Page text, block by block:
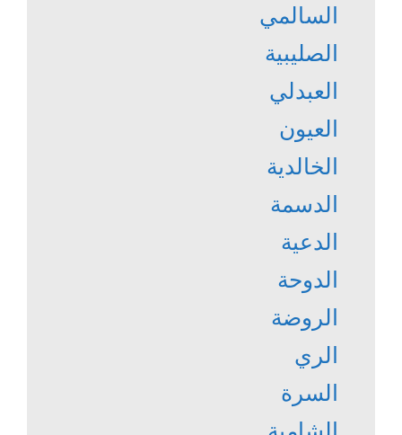
السالمي
الصليبية
العبدلي
العيون
الخالدية
الدسمة
الدعية
الدوحة
الروضة
الري
السرة